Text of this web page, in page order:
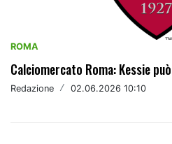
ROMA
Calciomercato Roma: Kessie
Redazione / 02.06.2026 10:10